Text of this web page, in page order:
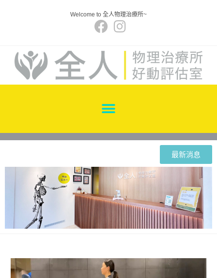
Welcome to 全人物理治療所~
最新消息